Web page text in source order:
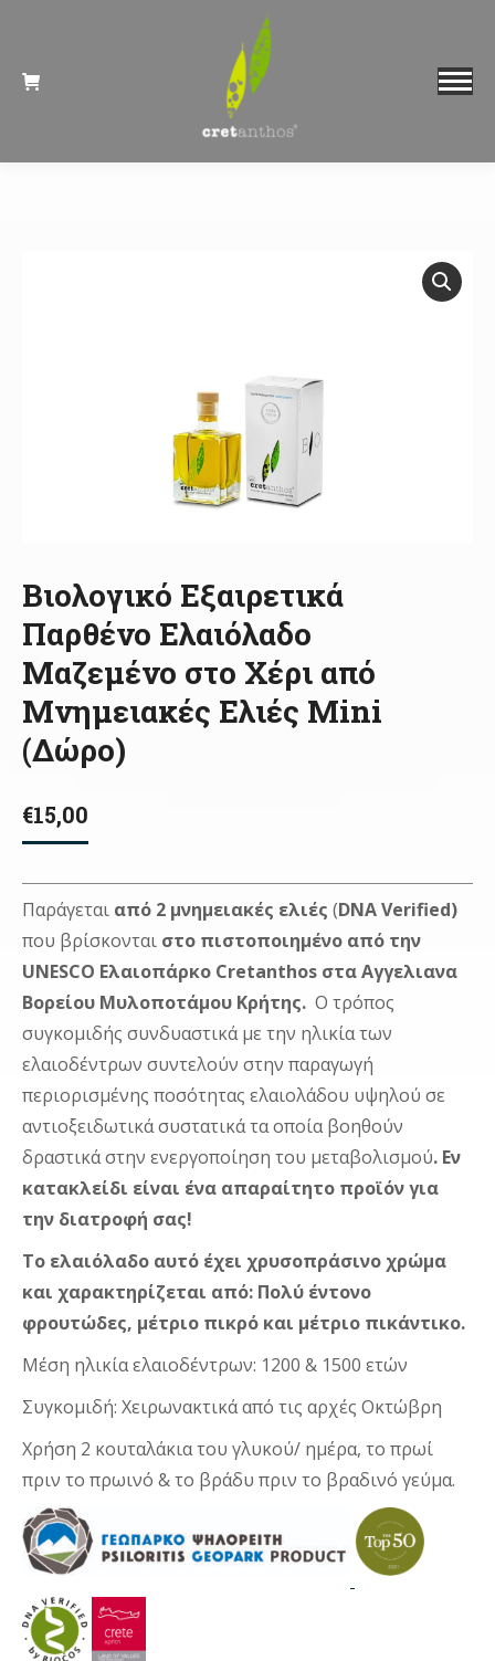
Βιολογικό Εξαιρετικά
Παρθένο Ελαιόλαδο
Μαζεμένο στο Χέρι από
Μνημειακές Ελιές Mini
(Δώρο)
€15,00
Παράγεται από 2 μνημειακές ελιές (DNA Verified)
που βρίσκονται στο πιστοποιημένο από την
UNESCO Ελαιοπάρκο Cretanthos στα Αγγελιανα
Βορείου Μυλοποτάμου Κρήτης. Ο τρόπος
συγκομιδής συνδυαστικά με την ηλικία των
ελαιοδέντρων συντελούν στην παραγωγή
περιορισμένης ποσότητας ελαιολάδου υψηλού σε
αντιοξειδωτικά συστατικά τα οποία βοηθούν
δραστικά στην ενεργοποίηση του μεταβολισμού. Εν
κατακλείδι είναι ένα απαραίτητο προϊόν για
την διατροφή σας!
Το ελαιόλαδο αυτό έχει χρυσοπράσινο χρώμα
και χαρακτηρίζεται από: Πολύ έντονο
φρουτώδες, μέτριο πικρό και μέτριο πικάντικο.
Μέση ηλικία ελαιοδέντρων: 1200 & 1500 ετών
Συγκομιδή: Χειρωνακτικά από τις αρχές Οκτώβρη
Χρήση 2 κουταλάκια του γλυκού/ ημέρα, το πρωί
πριν το πρωινό & το βράδυ πριν το βραδινό γεύμα.